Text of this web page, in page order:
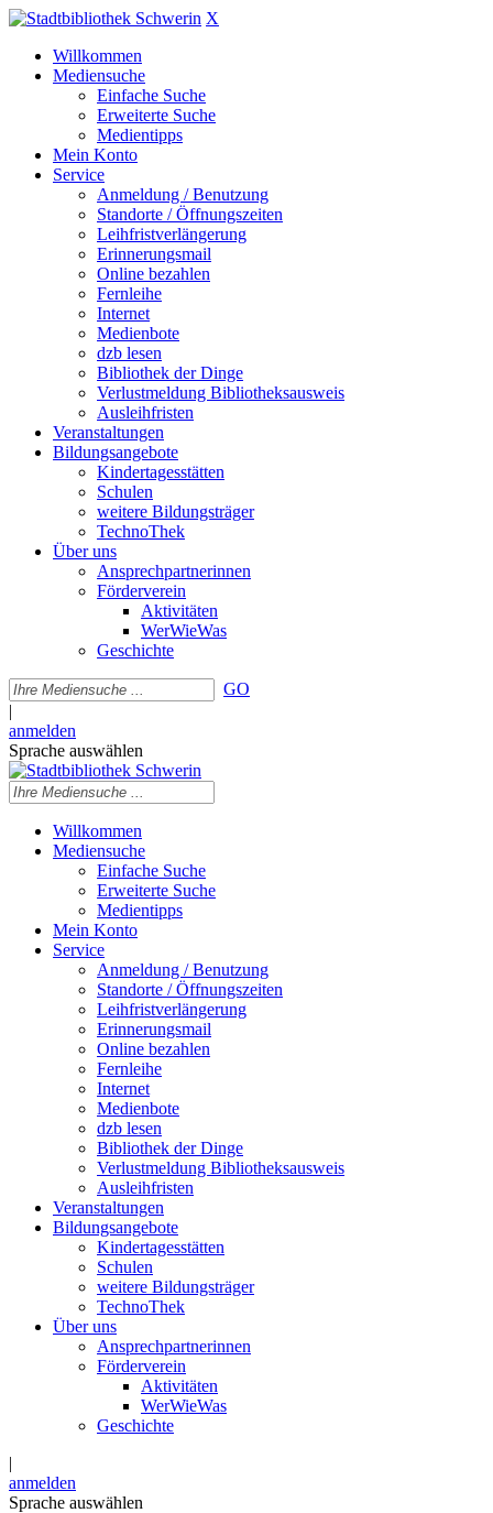
X
Willkommen
Mediensuche
Einfache Suche
Erweiterte Suche
Medientipps
Mein Konto
Service
Anmeldung / Benutzung
Standorte / Öffnungszeiten
Leihfristverlängerung
Erinnerungsmail
Online bezahlen
Fernleihe
Internet
Medienbote
dzb lesen
Bibliothek der Dinge
Verlustmeldung Bibliotheksausweis
Ausleihfristen
Veranstaltungen
Bildungsangebote
Kindertagesstätten
Schulen
weitere Bildungsträger
TechnoThek
Über uns
Ansprechpartnerinnen
Förderverein
Aktivitäten
WerWieWas
Geschichte
GO
|
anmelden
Sprache auswählen
Willkommen
Mediensuche
Einfache Suche
Erweiterte Suche
Medientipps
Mein Konto
Service
Anmeldung / Benutzung
Standorte / Öffnungszeiten
Leihfristverlängerung
Erinnerungsmail
Online bezahlen
Fernleihe
Internet
Medienbote
dzb lesen
Bibliothek der Dinge
Verlustmeldung Bibliotheksausweis
Ausleihfristen
Veranstaltungen
Bildungsangebote
Kindertagesstätten
Schulen
weitere Bildungsträger
TechnoThek
Über uns
Ansprechpartnerinnen
Förderverein
Aktivitäten
WerWieWas
Geschichte
|
anmelden
Sprache auswählen